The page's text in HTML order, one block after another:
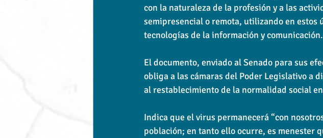
con la naturaleza de la profesión y a las
semipresencial o remota, utilizando en estos
tecnologías de la información y comunicación.
El documento, enviado al Senado para sus
obliga a las cámaras del Poder Legislativo a
al restablecimiento de la normalidad social
Indica que el virus permanecerá “con
población; en tanto ello ocurre, es menester